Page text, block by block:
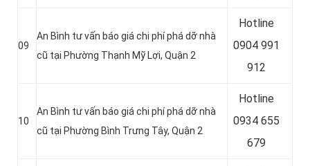
09
An Bình tư vấn báo giá chi phí phá dỡ nhà
cũ tại Phường Thạnh Mỹ Lợi, Quận 2
Hotline
0904 991
912
10
An Bình tư vấn báo giá chi phí phá dỡ nhà
cũ tại Phường Bình Trưng Tây, Quận 2
Hotline
0934 655
679